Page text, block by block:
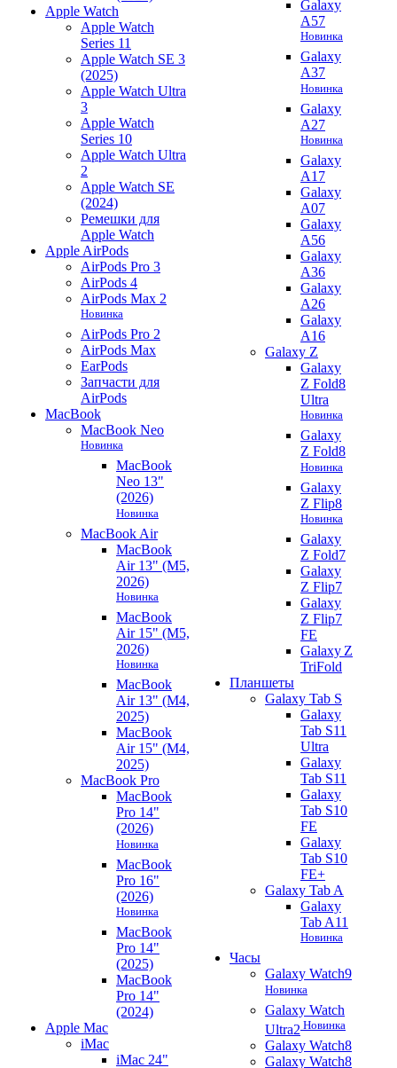
Apple Watch
Apple Watch
Series 11
Apple Watch SE 3
(2025)
Apple Watch Ultra
3
Apple Watch
Series 10
Apple Watch Ultra
2
Apple Watch SE
(2024)
Ремешки для
Apple Watch
Apple AirPods
AirPods Pro 3
AirPods 4
AirPods Max 2
Новинка
AirPods Pro 2
AirPods Max
EarPods
Запчасти для
AirPods
MacBook
MacBook Neo
Новинка
MacBook
Neo 13"
(2026)
Новинка
MacBook Air
MacBook
Air 13" (M5,
2026)
Новинка
MacBook
Air 15" (M5,
2026)
Новинка
MacBook
Air 13" (M4,
2025)
MacBook
Air 15" (M4,
2025)
MacBook Pro
MacBook
Pro 14"
(2026)
Новинка
MacBook
Pro 16"
(2026)
Новинка
MacBook
Pro 14"
(2025)
MacBook
Pro 14"
(2024)
Apple Mac
iMac
iMac 24"
Galaxy
A57
Новинка
Galaxy
A37
Новинка
Galaxy
A27
Новинка
Galaxy
A17
Galaxy
A07
Galaxy
A56
Galaxy
A36
Galaxy
A26
Galaxy
A16
Galaxy Z
Galaxy
Z Fold8
Ultra
Новинка
Galaxy
Z Fold8
Новинка
Galaxy
Z Flip8
Новинка
Galaxy
Z Fold7
Galaxy
Z Flip7
Galaxy
Z Flip7
FE
Galaxy Z
TriFold
Планшеты
Galaxy Tab S
Galaxy
Tab S11
Ultra
Galaxy
Tab S11
Galaxy
Tab S10
FE
Galaxy
Tab S10
FE+
Galaxy Tab A
Galaxy
Tab A11
Новинка
Часы
Galaxy Watch9
Новинка
Galaxy Watch
Ultra2 Новинка
Galaxy Watch8
Galaxy Watch8